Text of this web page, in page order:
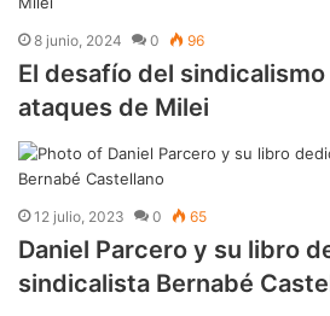
8 junio, 2024 0 96
El desafío del
ataques de Milei
12 julio, 2023 0 65
Daniel Parcero y su libro
sindicalista Bernabé